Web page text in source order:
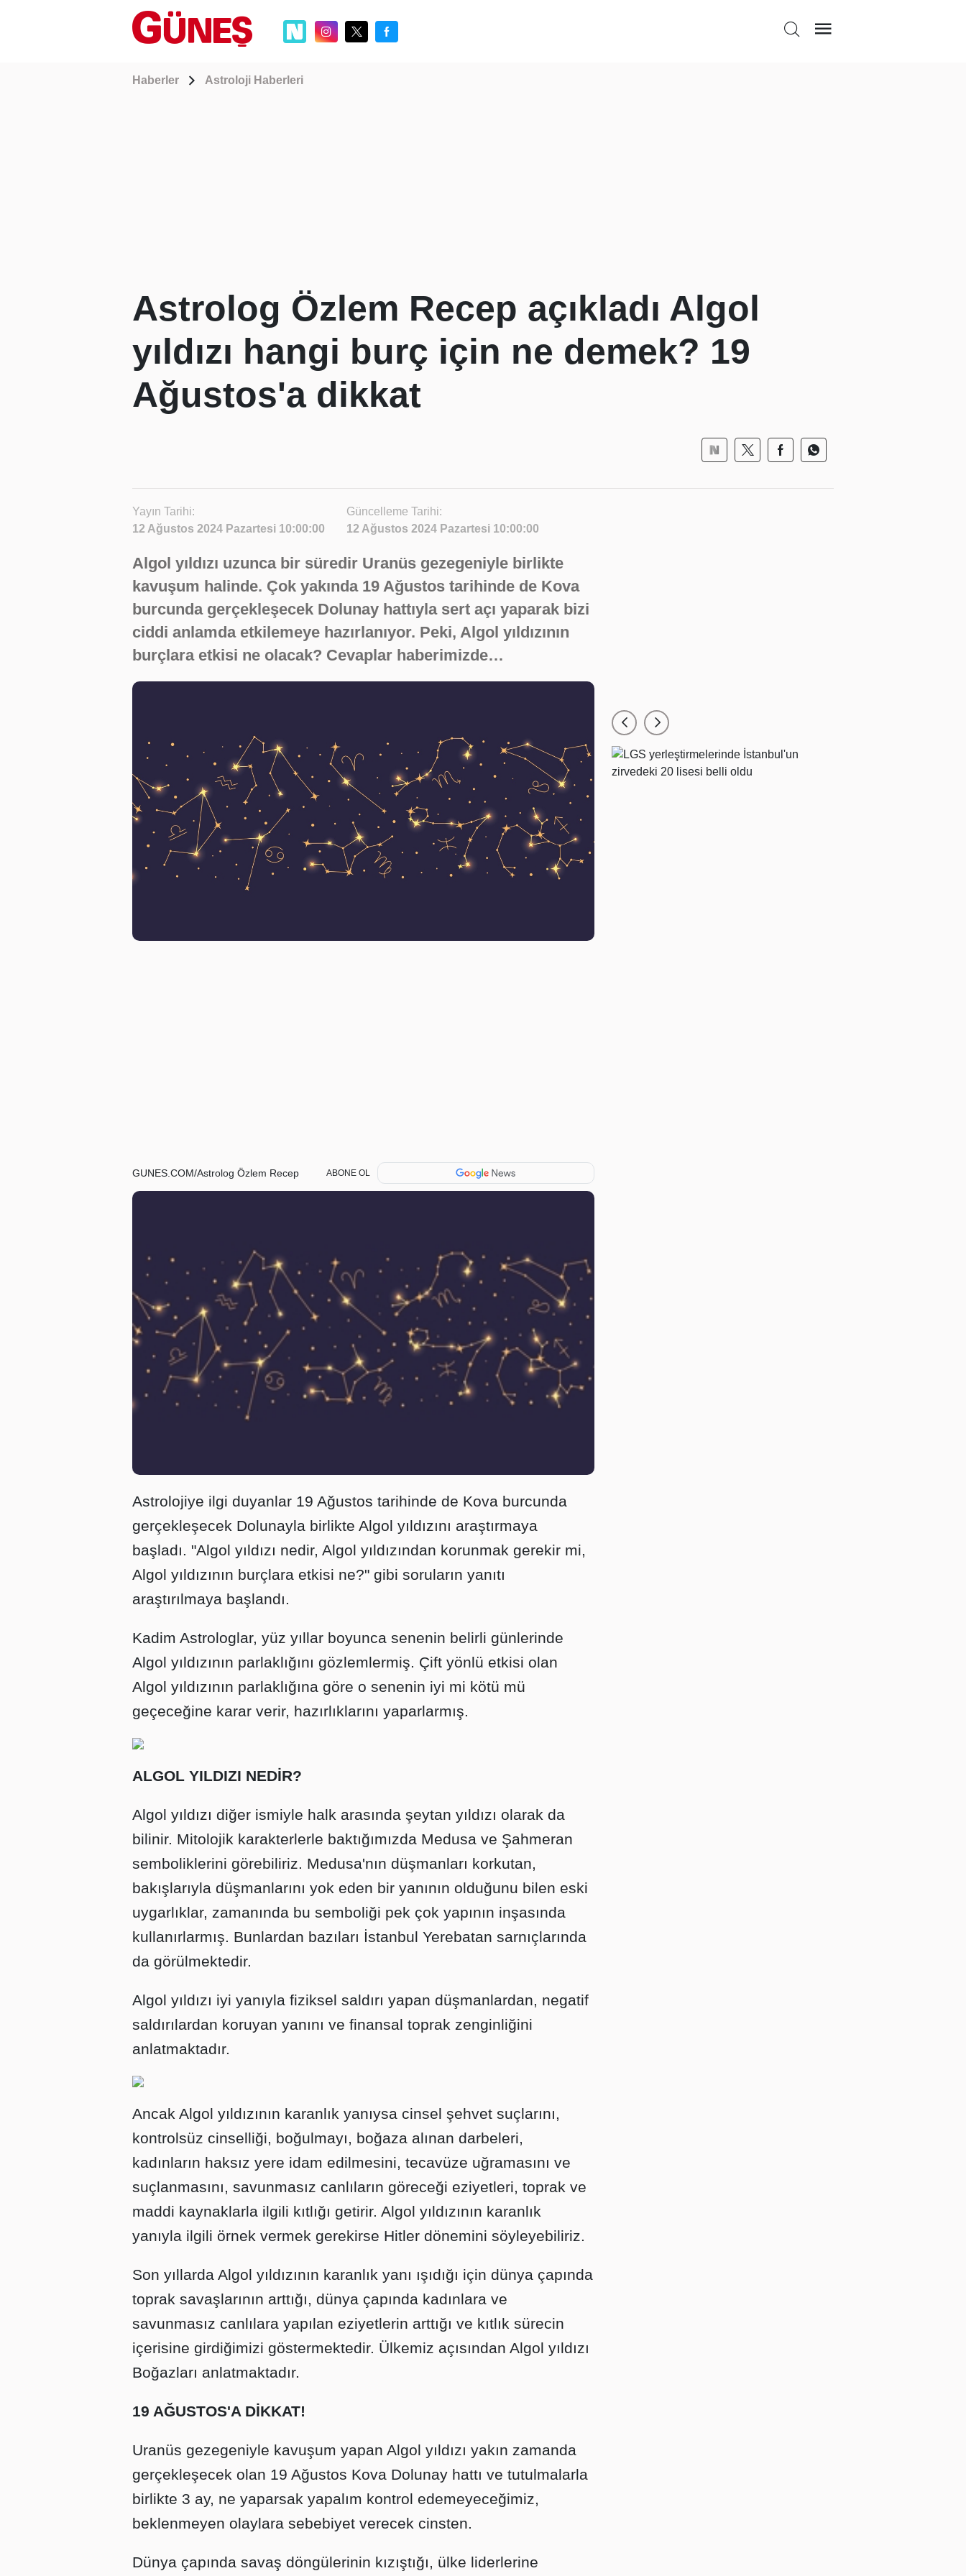
Haberler Astroloji Haberleri
Astrolog Özlem Recep açıkladı Algol
yıldızı hangi burç için ne demek? 19
Ağustos'a dikkat
Yayın Tarihi:
12 Ağustos 2024 Pazartesi 10:00:00
Güncelleme Tarihi:
12 Ağustos 2024 Pazartesi 10:00:00
Algol yıldızı uzunca bir süredir Uranüs gezegeniyle birlikte
kavuşum halinde. Çok yakında 19 Ağustos tarihinde de Kova
burcunda gerçekleşecek Dolunay hattıyla sert açı yaparak bizi
ciddi anlamda etkilemeye hazırlanıyor. Peki, Algol yıldızının
burçlara etkisi ne olacak? Cevaplar haberimizde…
GUNES.COM/Astrolog Özlem Recep ABONE OL
Astrolojiye ilgi duyanlar 19 Ağustos tarihinde de Kova burcunda
gerçekleşecek Dolunayla birlikte Algol yıldızını araştırmaya
başladı. "Algol yıldızı nedir, Algol yıldızından korunmak gerekir mi,
Algol yıldızının burçlara etkisi ne?" gibi soruların yanıtı
araştırılmaya başlandı.
Kadim Astrologlar, yüz yıllar boyunca senenin belirli günlerinde
Algol yıldızının parlaklığını gözlemlermiş. Çift yönlü etkisi olan
Algol yıldızının parlaklığına göre o senenin iyi mi kötü mü
geçeceğine karar verir, hazırlıklarını yaparlarmış.
ALGOL YILDIZI NEDİR?
Algol yıldızı diğer ismiyle halk arasında şeytan yıldızı olarak da
bilinir. Mitolojik karakterlerle baktığımızda Medusa ve Şahmeran
semboliklerini görebiliriz. Medusa'nın düşmanları korkutan,
bakışlarıyla düşmanlarını yok eden bir yanının olduğunu bilen eski
uygarlıklar, zamanında bu semboliği pek çok yapının inşasında
kullanırlarmış. Bunlardan bazıları İstanbul Yerebatan sarnıçlarında
da görülmektedir.
Algol yıldızı iyi yanıyla fiziksel saldırı yapan düşmanlardan, negatif
saldırılardan koruyan yanını ve finansal toprak zenginliğini
anlatmaktadır.
Ancak Algol yıldızının karanlık yanıysa cinsel şehvet suçlarını,
kontrolsüz cinselliği, boğulmayı, boğaza alınan darbeleri,
kadınların haksız yere idam edilmesini, tecavüze uğramasını ve
suçlanmasını, savunmasız canlıların göreceği eziyetleri, toprak ve
maddi kaynaklarla ilgili kıtlığı getirir. Algol yıldızının karanlık
yanıyla ilgili örnek vermek gerekirse Hitler dönemini söyleyebiliriz.
Son yıllarda Algol yıldızının karanlık yanı ışıdığı için dünya çapında
toprak savaşlarının arttığı, dünya çapında kadınlara ve
savunmasız canlılara yapılan eziyetlerin arttığı ve kıtlık sürecin
içerisine girdiğimizi göstermektedir. Ülkemiz açısından Algol yıldızı
Boğazları anlatmaktadır.
19 AĞUSTOS'A DİKKAT!
Uranüs gezegeniyle kavuşum yapan Algol yıldızı yakın zamanda
gerçekleşecek olan 19 Ağustos Kova Dolunay hattı ve tutulmalarla
birlikte 3 ay, ne yaparsak yapalım kontrol edemeyeceğimiz,
beklenmeyen olaylara sebebiyet verecek cinsten.
Dünya çapında savaş döngülerinin kızıştığı, ülke liderlerine